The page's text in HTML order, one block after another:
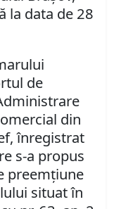
la data de 28
de
din
înregistrat
s-a propus
preemţiune
situat în